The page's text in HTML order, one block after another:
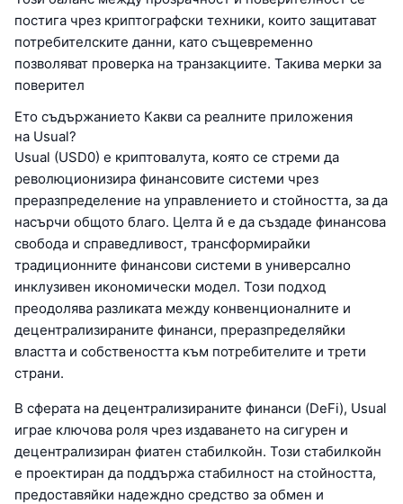
постига чрез криптографски техники, които защитават
потребителските данни, като същевременно
позволяват проверка на транзакциите. Такива мерки за
поверител
Ето съдържанието Какви са реалните приложения
на Usual?
Usual (USD0) е криптовалута, която се стреми да
революционизира финансовите системи чрез
преразпределение на управлението и стойността, за да
насърчи общото благо. Целта й е да създаде финансова
свобода и справедливост, трансформирайки
традиционните финансови системи в универсално
инклузивен икономически модел. Този подход
преодолява разликата между конвенционалните и
децентрализираните финанси, преразпределяйки
властта и собствеността към потребителите и трети
страни.
В сферата на децентрализираните финанси (DeFi), Usual
играе ключова роля чрез издаването на сигурен и
децентрализиран фиатен стабилкойн. Този стабилкойн
е проектиран да поддържа стабилност на стойността,
предоставяйки надеждно средство за обмен и